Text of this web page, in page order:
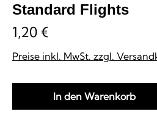
Standard Flights
1,20 €
Preise inkl. MwSt. zzgl.
In den Warenkorb